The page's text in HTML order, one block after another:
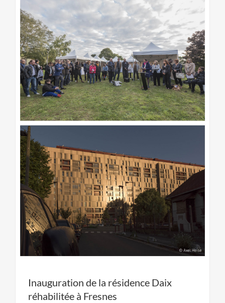
Inauguration de la résidence Daix
réhabilitée à Fresnes